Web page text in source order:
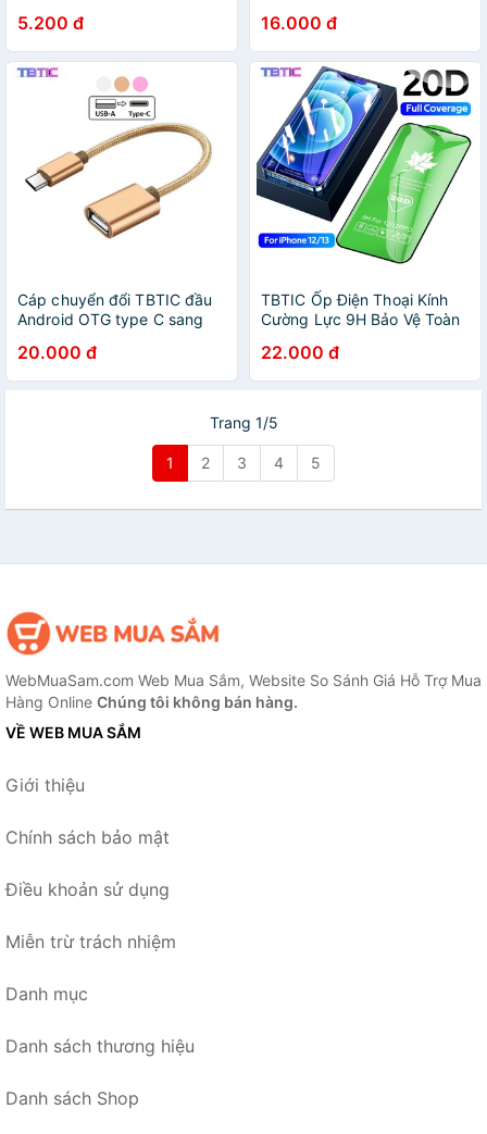
5.200 đ
iPhone 14 Plus 13 12 11 Pro
Max
16.000 đ
Cáp chuyển đổi TBTIC đầu
Android OTG type C sang
20.000 đ
TBTIC Ốp Điện Thoại Kính
Cường Lực 9H Bảo Vệ Toàn
Pro Max Mini Xr X Xs Max 8
7 6 6s Plus SE 2020 20D
22.000 đ
Trang 1/5
1 2 3 4 5
WebMuaSam.com Web Mua Sắm, Website So Sánh Giá Hỗ Trợ Mua
Hàng Online Chúng tôi không bán hàng.
VỀ WEB MUA SẮM
Giới thiệu
Chính sách bảo mật
Điều khoản sử dụng
Miễn trừ trách nhiệm
Danh mục
Danh sách thương hiệu
Danh sách Shop